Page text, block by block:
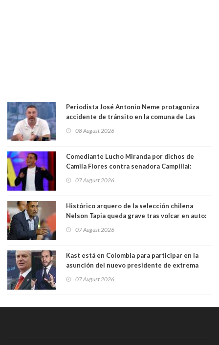
Periodista José Antonio Neme protagoniza
accidente de tránsito en la comuna de Las
08 August 2026
Comediante Lucho Miranda por dichos de
Camila Flores contra senadora Campillai:
forma de quitar dignidad"
07 August 2026
Histórico arquero de la selección chilena
Nelson Tapia queda grave tras volcar en auto:
07 August 2026
Kast está en Colombia para participar en la
asunción del nuevo presidente de extrema
07 August 2026